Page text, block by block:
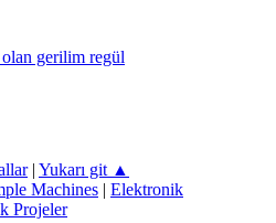
olan gerilim regül
| Yukarı git ▲
Machines | Elektronik
Projeler